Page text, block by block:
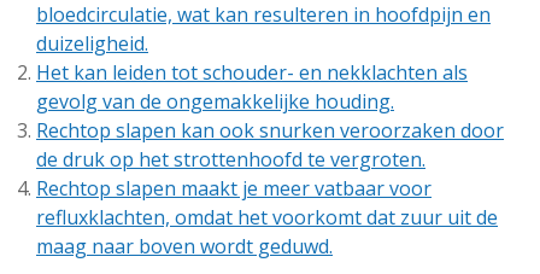
bloedcirculatie, wat kan resulteren in hoofdpijn en
duizeligheid.
Het kan leiden tot schouder- en nekklachten als
gevolg van de ongemakkelijke houding.
Rechtop slapen kan ook snurken veroorzaken door
de druk op het strottenhoofd te vergroten.
Rechtop slapen maakt je meer vatbaar voor
refluxklachten, omdat het voorkomt dat zuur uit de
maag naar boven wordt geduwd.